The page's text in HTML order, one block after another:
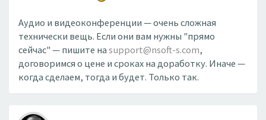
Аудио и видеоконференции — очень сложная
технически вещь. Если они вам нужны "прямо
сейчас" — пишите наsupport@nsoft-s.com,
договоримся о цене и сроках на доработку. Иначе —
когда сделаем, тогда и будет. Только так.